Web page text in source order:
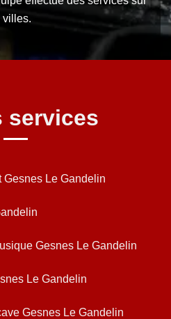
villes.
services
Gesnes Le Gandelin
Gesnes Le Gandelin
Le Gandelin
Gesnes Le Gandelin